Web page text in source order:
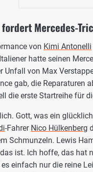
Mercedes-
von Kimi Antonelli
hatte seinen
Unfall von Max
gab, die Reparaturen
die erste Startreihe für
Gott, was ein
-Fahrer Nico Hülkenberg
Schmunzeln. Lewis
ist. Ich hoffe, das hat
einfach nur die reine